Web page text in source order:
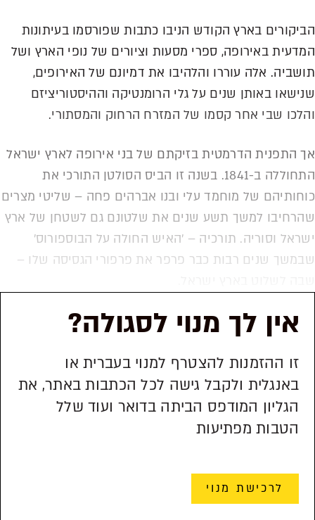
הביקורים בארץ הקודש הניבו כתבות שפורסמו בעיתונות
המדעית באירופה, ספרי מסעות וציורים של נופי הארץ ושל
תושביה. אלה עוררו והלהיבו את דמיונם של האירופים,
שנישאו באותן שנים על גלי הרומנטיקה וההיסטוריציזם
והלכו שבי אחר קסמו של המזרח הרחוק והמסתורי.
אך התפנית הדרמטית בזיקתם של בני אירופה לארץ ישראל
התחוללה ב-1841. בשנה זו הביס הסולטן התורכי את
כוחותיהם של מוחמד עלי ובנו אברהים פחה – שליטי מצרים
שהרחיבו למשך תשע שנים את שלטונם גם לשטחן של ארץ
ישראל וסוריה. תורכיה – 'האיש החולה על הבוספורוס'
שבמשך שנים רבות כבר פרפר את פרפורי הגסיסה שלו –
אין לך מנוי לסגולה?
זו ההזמנות להצטרף למנוי בעברית או
באנגלית ולקבל גישה לכל הכתבות באתר, את
הגליון המודפס הביתה בדואר ועוד שלל
הטבות מפתיעות
לרכישת מנוי